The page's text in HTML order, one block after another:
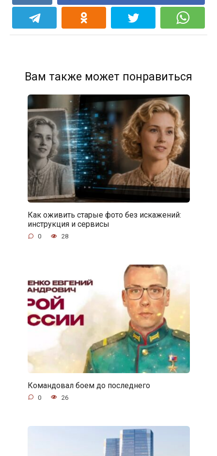
Вам также может понравиться
Как оживить старые фото без искажений:
инструкция и сервисы
0 28
Командовал боем до последнего
0 26